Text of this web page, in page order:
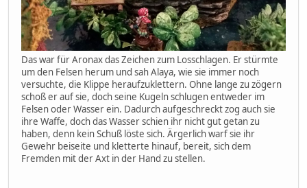
Das war für Aronax das Zeichen zum Losschlagen. Er stürmte
um den Felsen herum und sah Alaya, wie sie immer noch
versuchte, die Klippe heraufzuklettern. Ohne lange zu zögern
schoß er auf sie, doch seine Kugeln schlugen entweder im
Felsen oder Wasser ein. Dadurch aufgeschreckt zog auch sie
ihre Waffe, doch das Wasser schien ihr nicht gut getan zu
haben, denn kein Schuß löste sich. Ärgerlich warf sie ihr
Gewehr beiseite und kletterte hinauf, bereit, sich dem
Fremden mit der Axt in der Hand zu stellen.